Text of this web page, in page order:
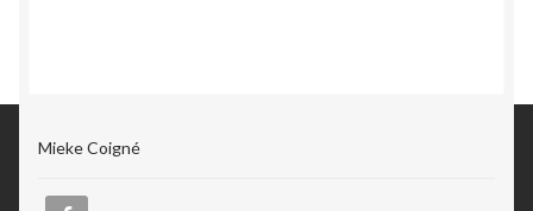
Mieke Coigné